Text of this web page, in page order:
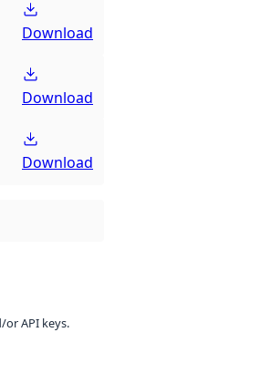
Download
Download
Download
or API keys.